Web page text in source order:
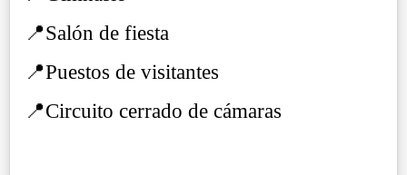
📍Salón de fiesta
📍Puestos de visitantes
📍Circuito cerrado de cámaras